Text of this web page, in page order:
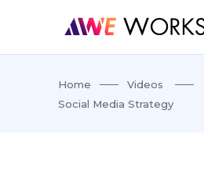
Home
Videos
Social Media Strategy